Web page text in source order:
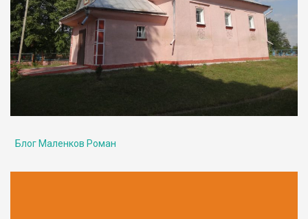
Блог Маленков Роман